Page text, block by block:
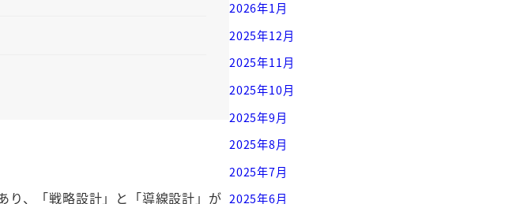
り、「戦略設計」と「導線設計」が
2026年1月
2025年12月
2025年11月
2025年10月
2025年9月
2025年8月
2025年7月
2025年6月